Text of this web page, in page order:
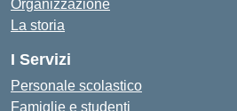
Organizzazione
La storia
I Servizi
Personale scolastico
Famiglie e studenti